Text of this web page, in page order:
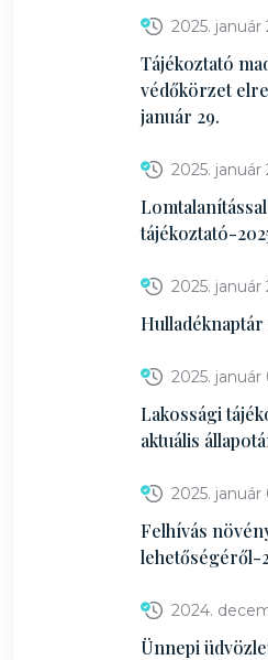
2025. január
Tájékoztató
védőkörzet
január 29.
2025. január
tájékoztató-
2025. január
Hulladéknaptár
2025. január
Lakossági
aktuális
2025. január
Felhívás
lehetőségéről-
2024.
Ünnepi